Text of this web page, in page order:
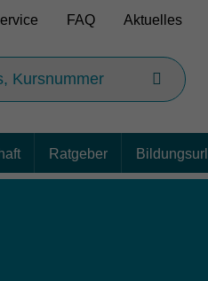
FAQ Aktuelles
Ratgeber